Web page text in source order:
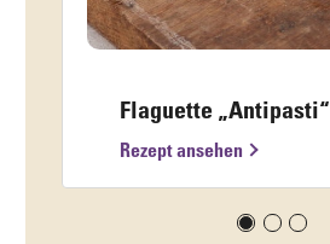
Flaguette „Antipasti“
Rezept ansehen